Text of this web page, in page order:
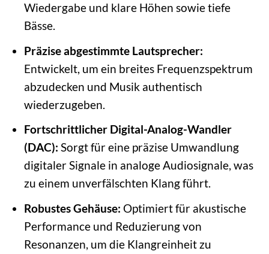
Wiedergabe und klare Höhen sowie tiefe
Bässe.
Präzise abgestimmte Lautsprecher:
Entwickelt, um ein breites Frequenzspektrum
abzudecken und Musik authentisch
wiederzugeben.
Fortschrittlicher Digital-Analog-Wandler
(DAC): Sorgt für eine präzise Umwandlung
digitaler Signale in analoge Audiosignale, was
zu einem unverfälschten Klang führt.
Robustes Gehäuse: Optimiert für akustische
Performance und Reduzierung von
Resonanzen, um die Klangreinheit zu